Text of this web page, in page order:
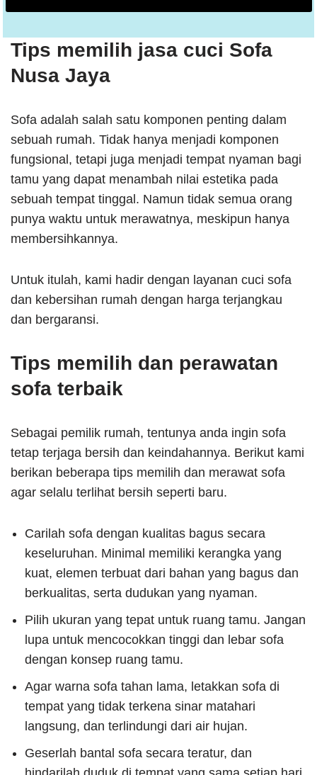
Tips memilih jasa cuci Sofa
Nusa Jaya
Sofa adalah salah satu komponen penting dalam
sebuah rumah. Tidak hanya menjadi komponen
fungsional, tetapi juga menjadi tempat nyaman bagi
tamu yang dapat menambah nilai estetika pada
sebuah tempat tinggal. Namun tidak semua orang
punya waktu untuk merawatnya, meskipun hanya
membersihkannya.
Untuk itulah, kami hadir dengan layanan cuci sofa
dan kebersihan rumah dengan harga terjangkau
dan bergaransi.
Tips memilih dan perawatan
sofa terbaik
Sebagai pemilik rumah, tentunya anda ingin sofa
tetap terjaga bersih dan keindahannya. Berikut kami
berikan beberapa tips memilih dan merawat sofa
agar selalu terlihat bersih seperti baru.
Carilah sofa dengan kualitas bagus secara
keseluruhan. Minimal memiliki kerangka yang
kuat, elemen terbuat dari bahan yang bagus dan
berkualitas, serta dudukan yang nyaman.
Pilih ukuran yang tepat untuk ruang tamu. Jangan
lupa untuk mencocokkan tinggi dan lebar sofa
dengan konsep ruang tamu.
Agar warna sofa tahan lama, letakkan sofa di
tempat yang tidak terkena sinar matahari
langsung, dan terlindungi dari air hujan.
Geserlah bantal sofa secara teratur, dan